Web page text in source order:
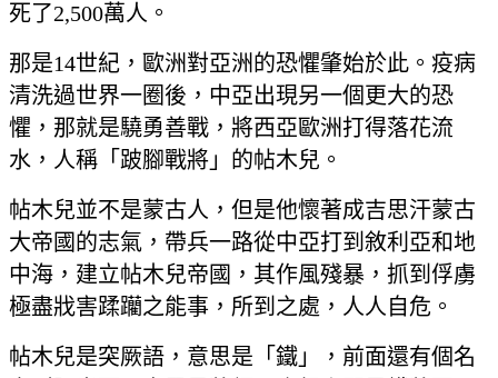
死了2,500萬人。
那是14世紀，歐洲對亞洲的恐懼肇始於此。疫病
清洗過世界一圈後，中亞出現另一個更大的恐
懼，那就是驍勇善戰，將西亞歐洲打得落花流
水，人稱「跛腳戰將」的帖木兒。
帖木兒並不是蒙古人，但是他懷著成吉思汗蒙古
大帝國的志氣，帶兵一路從中亞打到敘利亞和地
中海，建立帖木兒帝國，其作風殘暴，抓到俘虜
極盡戕害蹂躪之能事，所到之處，人人自危。
帖木兒是突厥語，意思是「鐵」，前面還有個名